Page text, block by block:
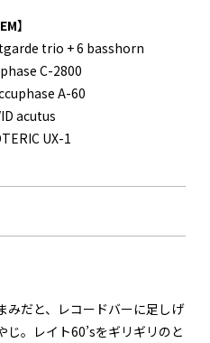
】
trio + 6 basshorn
C-2800
A-60
acutus
UX-1
みだと、レコードバーに足しげ
じ。レイト60’sをギリギリのと